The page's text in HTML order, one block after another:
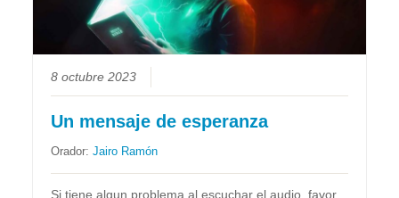
8 octubre 2023
Un mensaje de esperanza
Orador:Jairo Ramón
Si tiene algun problema al escuchar el audio, favor